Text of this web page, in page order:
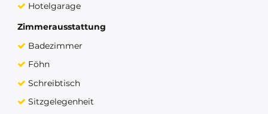
Hotelgarage
Zimmerausstattung
Badezimmer
Föhn
Schreibtisch
Sitzgelegenheit